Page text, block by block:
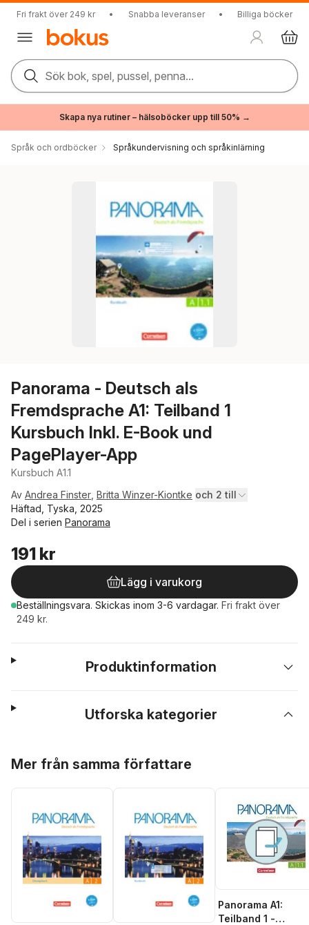
Fri frakt över 249 kr • Snabba leveranser • Billiga böcker
Sök bok, spel, pussel, penna...
Skapa nya rutiner – hälsoböcker upp till 50% →
Språk och ordböcker Språkundervisning och språkinlärning
Panorama - Deutsch als
Fremdsprache A1: Teilband 1
Kursbuch Inkl. E-Book und
PagePlayer-App
Kursbuch A1.1
Av Andrea Finster Britta Winzer-Kiontke och 2 till
Häftad, Tyska, 2025
Del i serien Panorama
191 kr
Lägg i varukorg
Beställningsvara. Skickas inom 3-6 vardagar. Fri frakt över
249 kr.
Produktinformation
Utforska kategorier
Mer från samma författare
Panorama A1:
Teilband 1 -